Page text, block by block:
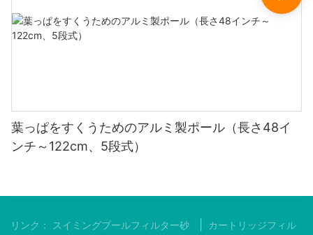
葉っぱをすくうためのアルミ製ポール（長さ48イ
ンチ～122cm、5段式）
リンク： スイミングプールフィルター砂 カートリッジフィル